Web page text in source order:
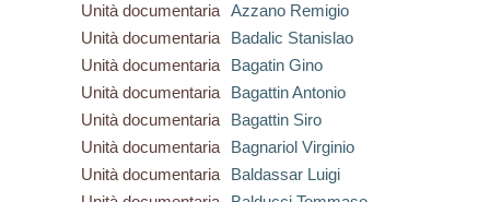
Unità documentaria
Azzano Remigio
Unità documentaria
Badalic Stanislao
Unità documentaria
Bagatin Gino
Unità documentaria
Bagattin Antonio
Unità documentaria
Bagattin Siro
Unità documentaria
Bagnariol Virginio
Unità documentaria
Baldassar Luigi